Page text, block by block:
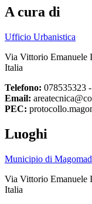
A cura di
Ufficio Urbanistica
Via Vittorio Emanuele
Italia
Telefono: 078535323
Email:
PEC:
Luoghi
Municipio di
Via Vittorio Emanuele
Italia